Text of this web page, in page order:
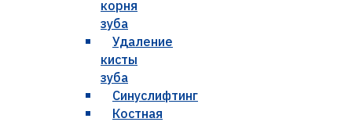
корня
зуба
Удаление
кисты
зуба
Синуслифтинг
Костная